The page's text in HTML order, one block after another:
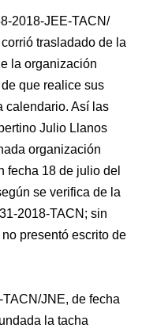
2018-JEE-TACN/
trasladado de la
la organización
que realice sus
calendario. Así las
Julio Llanos
organización
fecha 18 de julio del
se verifica de la
2018-TACN; sin
presentó escrito de
JNE, de fecha
la tacha